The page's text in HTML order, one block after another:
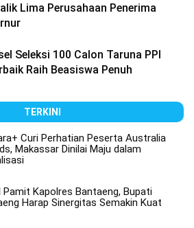
Lima Perusahaan Penerima
Seleksi 100 Calon Taruna PPI
Raih Beasiswa Penuh
TERKINI
Curi Perhatian Peserta Australia
Makassar Dinilai Maju dalam
Pamit Kapolres Bantaeng, Bupati
Harap Sinergitas Semakin Kuat